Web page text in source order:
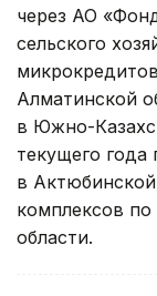
через АО
сельского
Алматинской
в Южно-
текущего года
в
комплексов
области.